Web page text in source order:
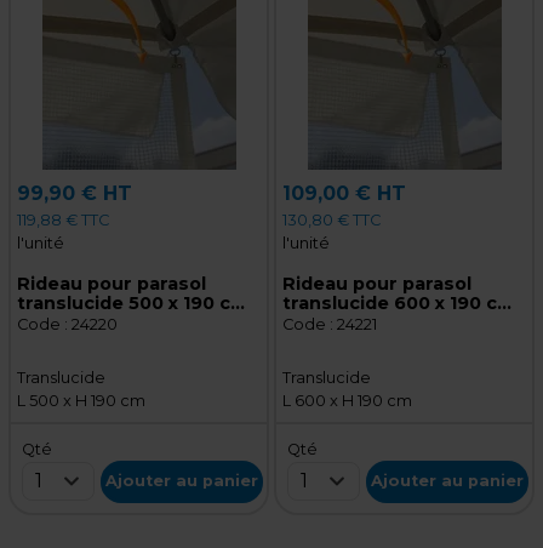
99,90 € HT
119,88 € TTC
l'unité
Rideau pour parasol
translucide 500 x 190 cm
PVC armé sans renfort -
Code : 24220
Translucide
L 500 x H 190 cm
Qté
1 Ajouter au panier
109,00 € HT
130,80 € TTC
l'unité
Rideau pour parasol
translucide 600 x 190 cm
PVC armé sans renfort -
Code : 24221
Translucide
L 600 x H 190 cm
Qté
1 Ajouter au panier